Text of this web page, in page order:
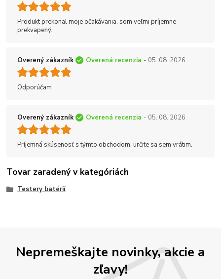
Produkt prekonal moje očakávania, som veľmi príjemne
prekvapený.
Overený zákazník Overená recenzia - 05. 08. 2026
Odporúčam
Overený zákazník Overená recenzia - 05. 08. 2026
Príjemná skúsenosť s týmto obchodom, určite sa sem vrátim.
Tovar zaradený v kategóriách
Testery batérií
Nepremeškajte novinky, akcie a
zľavy!